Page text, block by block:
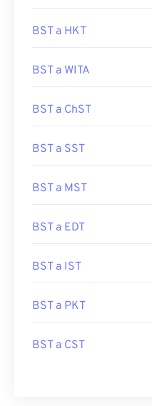
BST a HKT
BST a WITA
BST a ChST
BST a SST
BST a MST
BST a EDT
BST a IST
BST a PKT
BST a CST